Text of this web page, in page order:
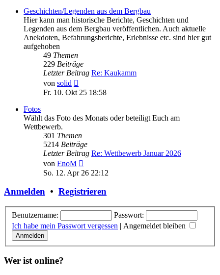
Geschichten/Legenden aus dem Bergbau
Hier kann man historische Berichte, Geschichten und
Legenden aus dem Bergbau veröffentlichen. Auch aktuelle
Anekdoten, Befahrungsberichte, Erlebnisse etc. sind hier gut
aufgehoben
49 Themen
229 Beiträge
Letzter Beitrag Re: Kaukamm
von solid
Beitrag
Fr. 10. Okt 25 18:58
Fotos
Wählt das Foto des Monats oder beteiligt Euch am
Wettbewerb.
301 Themen
5214 Beiträge
Letzter Beitrag Re: Wettbewerb Januar 2026
von EnoM
Beitrag
So. 12. Apr 26 22:12
Anmelden • Registrieren
Benutzername:
Passwort:
Ich habe mein Passwort vergessen | Angemeldet bleiben
Wer ist online?